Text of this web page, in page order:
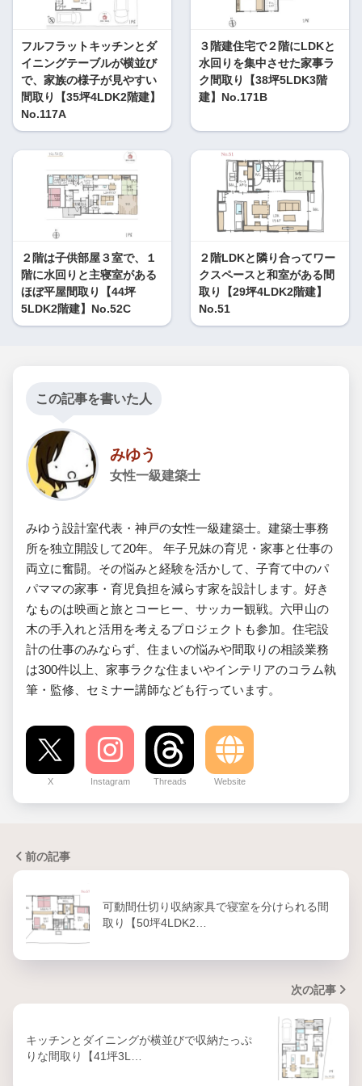
フルフラットキッチンとダ
イニングテーブルが横並び
で、家族の様子が見やすい
間取り【35坪4LDK2階建】
No.117A
３階建住宅で２階にLDKと
水回りを集中させた家事ラ
ク間取り【38坪5LDK3階
建】No.171B
２階は子供部屋３室で、１
階に水回りと主寝室がある
ほぼ平屋間取り【44坪
5LDK2階建】No.52C
２階LDKと隣り合ってワー
クスペースと和室がある間
取り【29坪4LDK2階建】
No.51
この記事を書いた人
みゆう
女性一級建築士
みゆう設計室代表・神戸の女性一級建築士。建築士事務
所を独立開設して20年。 年子兄妹の育児・家事と仕事の
両立に奮闘。その悩みと経験を活かして、子育て中のパ
パママの家事・育児負担を減らす家を設計します。好き
なものは映画と旅とコーヒー、サッカー観戦。六甲山の
木の手入れと活用を考えるプロジェクトも参加。住宅設
計の仕事のみならず、住まいの悩みや間取りの相談業務
は300件以上、家事ラクな住まいやインテリアのコラム執
筆・監修、セミナー講師なども行っています。
X Instagram Threads Website
前の記事
可動間仕切り収納家具で寝室を分けられる間
取り【50坪4LDK2…
次の記事
キッチンとダイニングが横並びで収納たっぷ
りな間取り【41坪3L…